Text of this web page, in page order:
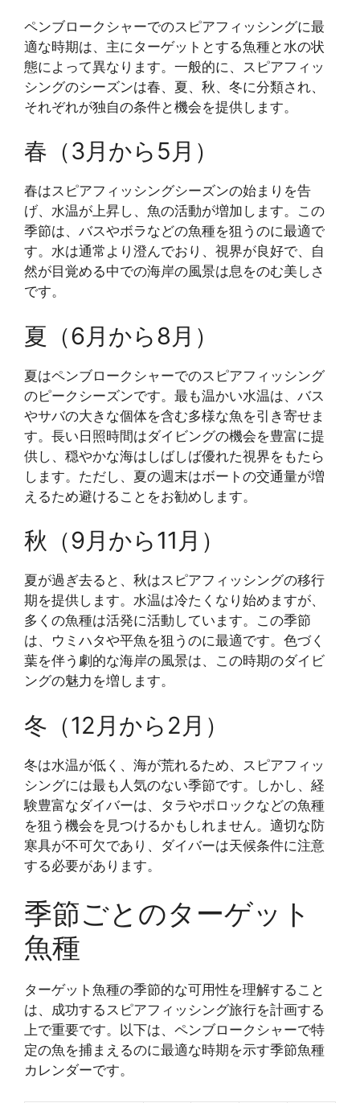
ペンブロークシャーでのスピアフィッシングに最
適な時期は、主にターゲットとする魚種と水の状
態によって異なります。一般的に、スピアフィッ
シングのシーズンは春、夏、秋、冬に分類され、
それぞれが独自の条件と機会を提供します。
春（3月から5月）
春はスピアフィッシングシーズンの始まりを告
げ、水温が上昇し、魚の活動が増加します。この
季節は、バスやボラなどの魚種を狙うのに最適で
す。水は通常より澄んでおり、視界が良好で、自
然が目覚める中での海岸の風景は息をのむ美しさ
です。
夏（6月から8月）
夏はペンブロークシャーでのスピアフィッシング
のピークシーズンです。最も温かい水温は、バス
やサバの大きな個体を含む多様な魚を引き寄せま
す。長い日照時間はダイビングの機会を豊富に提
供し、穏やかな海はしばしば優れた視界をもたら
します。ただし、夏の週末はボートの交通量が増
えるため避けることをお勧めします。
秋（9月から11月）
夏が過ぎ去ると、秋はスピアフィッシングの移行
期を提供します。水温は冷たくなり始めますが、
多くの魚種は活発に活動しています。この季節
は、ウミハタや平魚を狙うのに最適です。色づく
葉を伴う劇的な海岸の風景は、この時期のダイビ
ングの魅力を増します。
冬（12月から2月）
冬は水温が低く、海が荒れるため、スピアフィッ
シングには最も人気のない季節です。しかし、経
験豊富なダイバーは、タラやポロックなどの魚種
を狙う機会を見つけるかもしれません。適切な防
寒具が不可欠であり、ダイバーは天候条件に注意
する必要があります。
季節ごとのターゲット
魚種
ターゲット魚種の季節的な可用性を理解すること
は、成功するスピアフィッシング旅行を計画する
上で重要です。以下は、ペンブロークシャーで特
定の魚を捕まえるのに最適な時期を示す季節魚種
カレンダーです。